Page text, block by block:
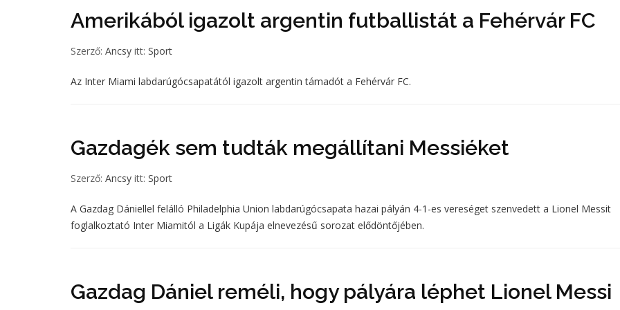
Amerikából igazolt argentin futballistát a Fehérvár FC
Szerző: Ancsy itt: Sport
Az Inter Miami labdarúgócsapatától igazolt argentin támadót a Fehérvár FC.
Gazdagék sem tudták megállítani Messiéket
Szerző: Ancsy itt: Sport
A Gazdag Dániellel felálló Philadelphia Union labdarúgócsapata hazai pályán 4-1-es vereséget szenvedett a Lionel Messit
foglalkoztató Inter Miamitól a Ligák Kupája elnevezésű sorozat elődöntőjében.
Gazdag Dániel reméli, hogy pályára léphet Lionel Messi